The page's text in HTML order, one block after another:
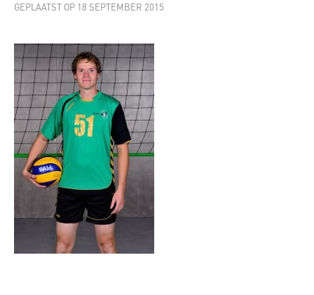
GEPLAATST OP 18 SEPTEMBER 2015